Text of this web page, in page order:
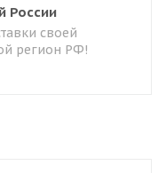
России
своей
регион РФ!